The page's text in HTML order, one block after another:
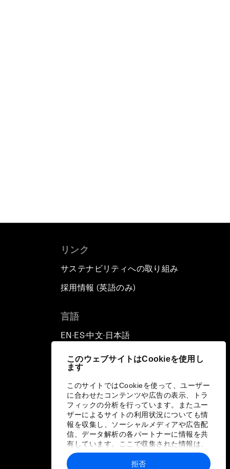
このウェブサイトはCookieを使用し
ます
このサイトではCookieを使って、ユーザー
に合わせたコンテンツや広告の表示、トラ
フィックの分析を行っています。またユー
ザーによるサイトの利用状況についても情
報を収集し、ソーシャルメディアや広告配
信、データ解析の各パートナーに情報を共
有しています。ここで収集された情報は、
ユーザーが各パートナーに提供した他の情
報や各パートナーのサービスを使用した際
拒否
リンク
サステナビリティへの取り組み
採用情報 (英語のみ)
言語
EN ▪ ES▪中文▪ 日本語